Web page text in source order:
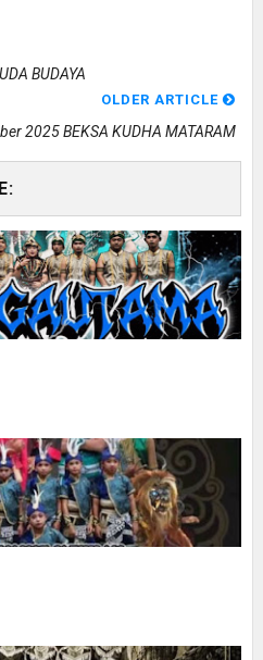
BUDAYA
OLDER ARTICLE
2025 BEKSA KUDHA MATARAM